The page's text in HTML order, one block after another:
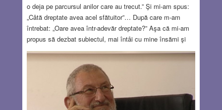
o deja pe parcursul anilor care au trecut.” Şi mi-am spus:
„Câtă dreptate avea acel sfătuitor”… După care m-am
întrebat: „Oare avea într-adevăr dreptate?” Aşa că mi-am
propus să dezbat subiectul, mai întâi cu mine însămi şi
apoi – sper – cu cititorii acestui articol. Mai întâi am să
încerc să demonstrez adevărul sfătuitorului. La o anumită
vârstă începi să priveşti în urmă și vezi un şir lung de
înfăptuiri. Nu vorbe, intenții sau proiecte, ci fapte. Ani de
muncă, succese și eșecuri, decizii bune și erori din care ai
tras (sau nu) învăţăminte. În anii tinereţii ai de dat multe